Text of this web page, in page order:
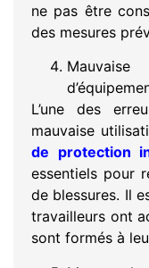
ne pas être
des mesures
L’une des
mauvaise
de protection
essentiels pour
de blessures. Il
travailleurs ont
sont formés à